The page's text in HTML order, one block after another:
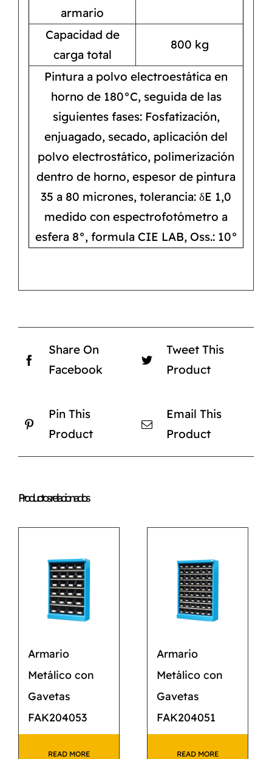
armario
Capacidad de
carga total
800 kg
Pintura a polvo electroestática en
horno de 180°C, seguida de las
siguientes fases: Fosfatización,
enjuagado, secado, aplicación del
polvo electrostático, polimerización
dentro de horno, espesor de pintura
35 a 80 micrones, tolerancia: δE 1,0
medido con espectrofotómetro a
esfera 8°, formula CIE LAB, Oss.: 10°
Share On
Facebook
Tweet This
Product
Pin This
Product
Email This
Product
Productos relacionados
Armario
Metálico con
Gavetas
FAK204053
READ MORE
Armario
Metálico con
Gavetas
FAK204051
READ MORE